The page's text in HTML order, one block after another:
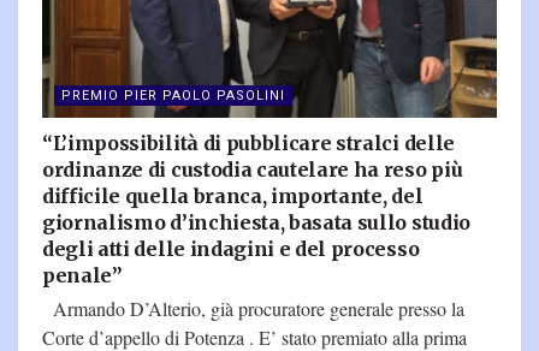
PREMIO PIER PAOLO PASOLINI
“L’impossibilità di pubblicare stralci delle
ordinanze di custodia cautelare ha reso più
difficile quella branca, importante, del
giornalismo d’inchiesta, basata sullo studio
degli atti delle indagini e del processo
penale”
Armando D’Alterio, già procuratore generale presso la
Corte d’appello di Potenza . E’ stato premiato alla prima